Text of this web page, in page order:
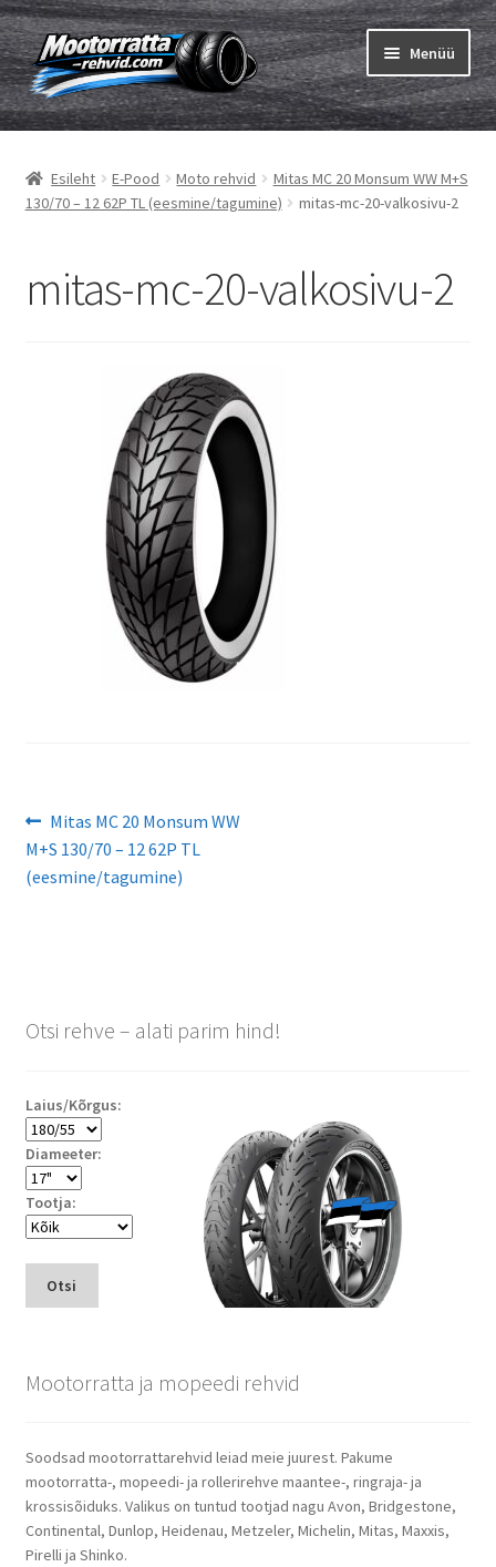
Liigu
navigeerimisele
Liigu
sisu
juurde
Menüü
Rehvid
Ava
Sisekumm
Ava
Rehvid info
Ava
Esileht E-Pood Moto rehvid
Mitas MC 20 Monsum WW M+S
130/70 – 12 62P TL (eesmine/tagumine)
mitas-mc-20-valkosivu-2
mitas-mc-20-valkosivu-2
Navigeerimine
Eelmine
postitus:
Mitas MC 20 Monsum WW
M+S 130/70 – 12 62P TL
(eesmine/tagumine)
Otsi rehve – alati parim hind!
Laius/Kõrgus:
Diameeter:
Tootja:
Otsi
Mootorratta ja mopeedi rehvid
Soodsad mootorrattarehvid leiad meie juurest. Pakume
mootorratta-, mopeedi- ja rollerirehve maantee-, ringraja- ja
krossisõiduks. Valikus on tuntud tootjad nagu Avon, Bridgestone,
Continental, Dunlop, Heidenau, Metzeler, Michelin, Mitas, Maxxis,
Pirelli ja Shinko.